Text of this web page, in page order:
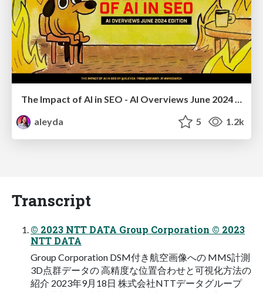
aleyda
5 1.2k
Transcript
© 2023 NTT DATA Group Corporation © 2023
NTT DATA
Group Corporation DSM付き航空画像への MMS計測
3D点群データの 高精度な位置合わせと可視化方法の
紹介 2023年9月18日 株式会社NTTデータグループ